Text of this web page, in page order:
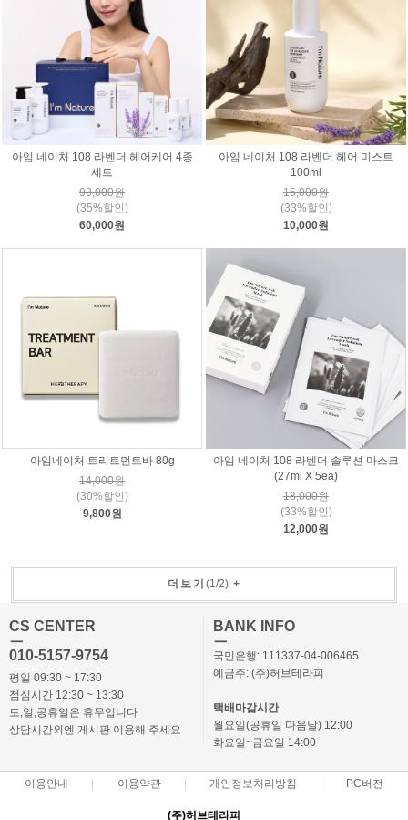
아임 네이처 108 라벤더 헤어케어 4종
세트
93,000원
(35%할인)
60,000원
아임 네이처 108 라벤더 헤어 미스트
100ml
15,000원
(33%할인)
10,000원
아임네이처 트리트먼트바 80g
14,000원
(30%할인)
9,800원
아임 네이처 108 라벤더 솔루션 마스크
(27ml X 5ea)
18,000원
(33%할인)
12,000원
더보기 (1/2)+
CS CENTER
ㅡ
010-5157-9754
평일 09:30 ~ 17:30
점심시간 12:30 ~ 13:30
토,일,공휴일은 휴무입니다
상담시간외엔 게시판 이용해 주세요
BANK INFO
ㅡ
국민은행: 111337-04-006465
예금주: (주)허브테라피
택배마감시간
월요일(공휴일 다음날) 12:00
화요일~금요일 14:00
이용안내 이용약관 개인정보처리방침 PC버전
(주)허브테라피